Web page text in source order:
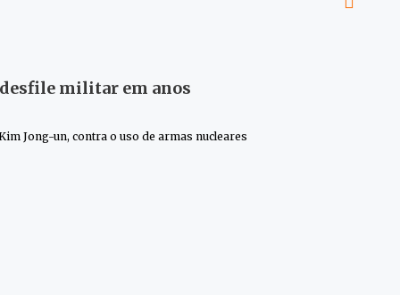
desfile militar em anos
Jong-un, contra o uso de armas nucleares